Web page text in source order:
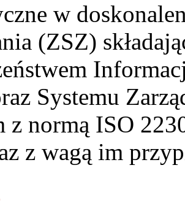
w
(ZSZ)
Systemu
z normą ISO
z wagą im